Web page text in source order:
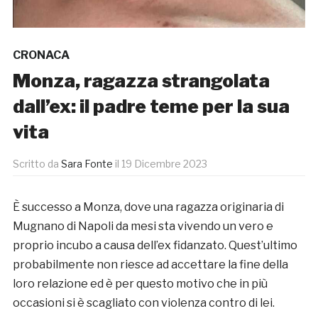
CRONACA
Monza, ragazza strangolata
dall’ex: il padre teme per la sua
vita
Scritto da Sara Fonte il 19 Dicembre 2023
È successo a Monza, dove una ragazza originaria di
Mugnano di Napoli da mesi sta vivendo un vero e
proprio incubo a causa dell’ex fidanzato. Quest’ultimo
probabilmente non riesce ad accettare la fine della
loro relazione ed è per questo motivo che in più
occasioni si è scagliato con violenza contro di lei.